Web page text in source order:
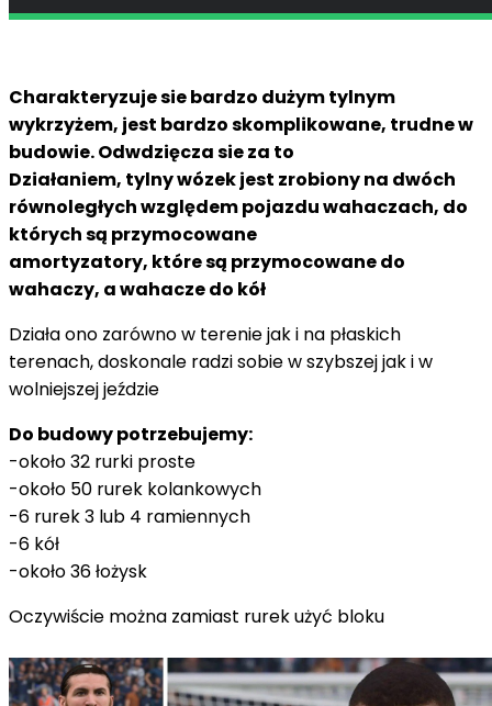
Charakteryzuje sie bardzo dużym tylnym
wykrzyżem, jest bardzo skomplikowane, trudne w
budowie. Odwdzięcza sie za to
Działaniem, tylny wózek jest zrobiony na dwóch
równoległych względem pojazdu wahaczach, do
których są przymocowane
amortyzatory, które są przymocowane do
wahaczy, a wahacze do kół
Działa ono zarówno w terenie jak i na płaskich
terenach, doskonale radzi sobie w szybszej jak i w
wolniejszej jeździe
Do budowy potrzebujemy:
-około 32 rurki proste
-około 50 rurek kolankowych
-6 rurek 3 lub 4 ramiennych
-6 kół
-około 36 łożysk
Oczywiście można zamiast rurek użyć bloku